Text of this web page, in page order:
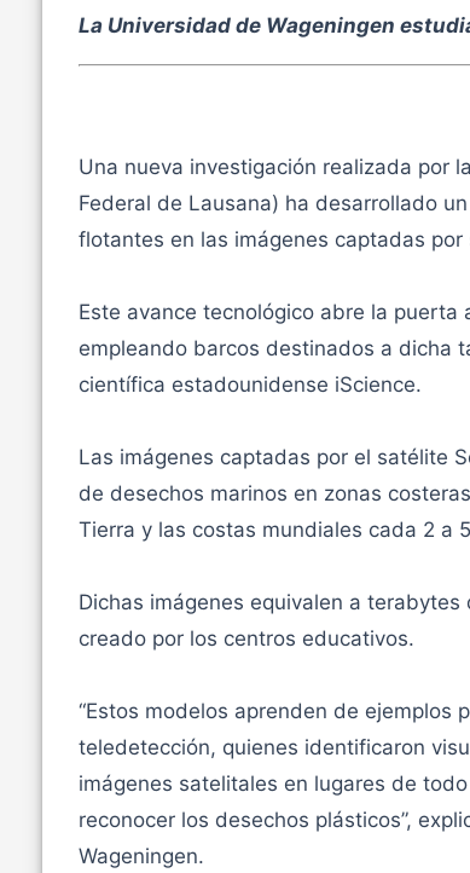
La Universidad de Wageningen
Una nueva investigación realizada por
Federal de Lausana) ha desarrollado
flotantes en las imágenes captadas
Este avance tecnológico abre la
empleando barcos destinados a dicha
científica estadounidense iScience.
Las imágenes captadas por el satélite
de desechos marinos en zonas
Tierra y las costas mundiales cada 2 a
Dichas imágenes equivalen a
creado por los centros educativos.
“Estos modelos aprenden de ejemplos
teledetección, quienes identificaron
imágenes satelitales en lugares de
reconocer los desechos plásticos”,
Wageningen.